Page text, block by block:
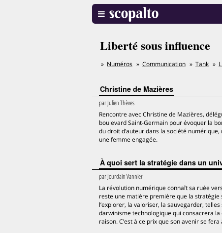
Liberté sous influence
Numéros Communication Tank
Christine de Mazières
parJulien Thèves
Rencontre avec Christine de Mazières,
boulevard Saint-Germain pour évoquer la
du droit d’auteur dans la société
une femme engagée.
À quoi sert la stratégie dans un
parJourdain Vannier
La révolution numérique connaît sa ruée
reste une matière première que la stratégie
l’explorer, la valoriser, la sauvegarder,
darwinisme technologique qui consacrera la
raison. C’est à ce prix que son avenir se